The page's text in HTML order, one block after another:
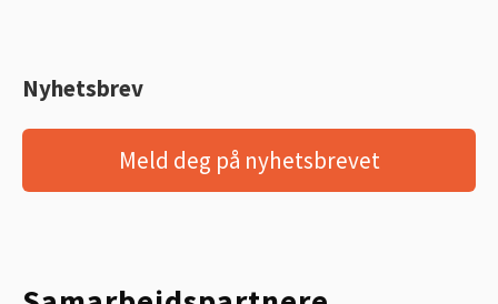
Nyhetsbrev
Meld deg på nyhetsbrevet